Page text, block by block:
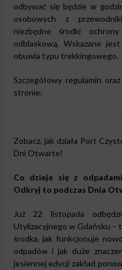
odbywać się będzie w
osobowych z
niezbędne środki
odblaskową. Wskazane
obuwia typu trekkingowego.
Szczegółowy regulamin
stronie:
Zobacz, jak działa Port
Dni Otwarte!
Co dzieje się z
Odkryj to podczas Dnia
Już 22 listopada
Utylizacyjnego w Gdańsku –
środka, jak funkcjonuje
odpadów i jak duże
jesiennej edycji zakład